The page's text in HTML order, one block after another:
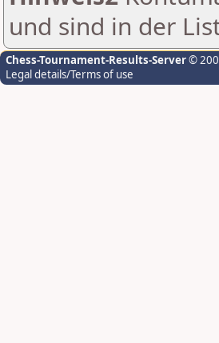
und sind in der
Chess-Tournament-Results-Server©
Legal details/Terms of use